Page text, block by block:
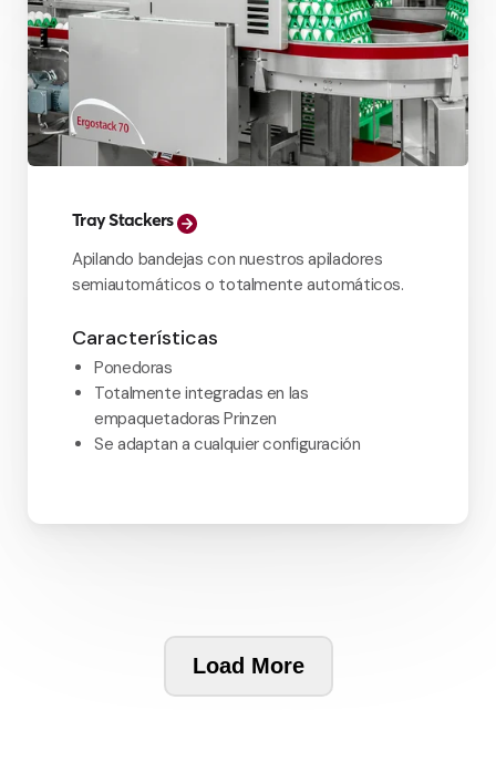
Tray Stackers
Apilando bandejas con nuestros apiladores
semiautomáticos o totalmente automáticos.
Características
Ponedoras
Totalmente integradas en las
empaquetadoras Prinzen
Se adaptan a cualquier configuración
Load More